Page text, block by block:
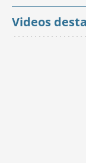
Videos